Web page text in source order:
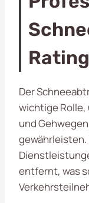
Der
wichtige Rolle,
und
entfernt, was